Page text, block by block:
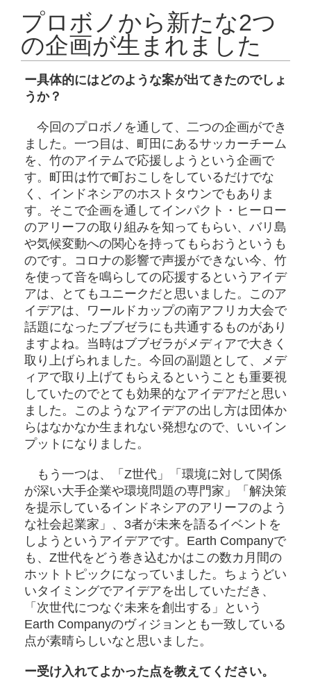
プロボノから新たな2つ
の企画が生まれました
ー具体的にはどのような案が出てきたのでしょ
うか？
今回のプロボノを通して、二つの企画ができ
ました。一つ目は、町田にあるサッカーチーム
を、竹のアイテムで応援しようという企画で
す。町田は竹で町おこしをしているだけでな
く、インドネシアのホストタウンでもありま
す。そこで企画を通してインパクト・ヒーロー
のアリーフの取り組みを知ってもらい、バリ島
や気候変動への関心を持ってもらおうというも
のです。コロナの影響で声援ができない今、竹
を使って音を鳴らしての応援するというアイデ
アは、とてもユニークだと思いました。このア
イデアは、ワールドカップの南アフリカ大会で
話題になったブブゼラにも共通するものがあり
ますよね。当時はブブゼラがメディアで大きく
取り上げられました。今回の副題として、メデ
ィアで取り上げてもらえるということも重要視
していたのでとても効果的なアイデアだと思い
ました。このようなアイデアの出し方は団体か
らはなかなか生まれない発想なので、いいイン
プットになりました。
もう一つは、「Z世代」「環境に対して関係
が深い大手企業や環境問題の専門家」「解決策
を提示しているインドネシアのアリーフのよう
な社会起業家」、3者が未来を語るイベントを
しようというアイデアです。Earth Companyで
も、Z世代をどう巻き込むかはこの数カ月間の
ホットトピックになっていました。ちょうどい
いタイミングでアイデアを出していただき、
「次世代につなぐ未来を創出する」という
Earth Companyのヴィジョンとも一致している
点が素晴らしいなと思いました。
ー受け入れてよかった点を教えてください。